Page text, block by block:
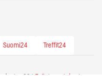
Suomi24 Treffit24